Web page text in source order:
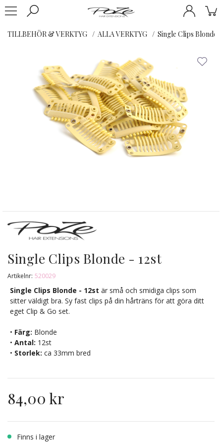
TILLBEHÖR & VERKTYG ALLA VERKTYG Single Clips Blonde -
Single Clips Blonde - 12st
Artikelnr: 520029
Single Clips Blonde - 12st är små och smidiga clips som
sitter väldigt bra. Sy fast clips på din hårträns för att göra ditt
eget Clip & Go set.
• Färg: Blonde
• Antal: 12st
• Storlek: ca 33mm bred
84,00 kr
Finns i lager